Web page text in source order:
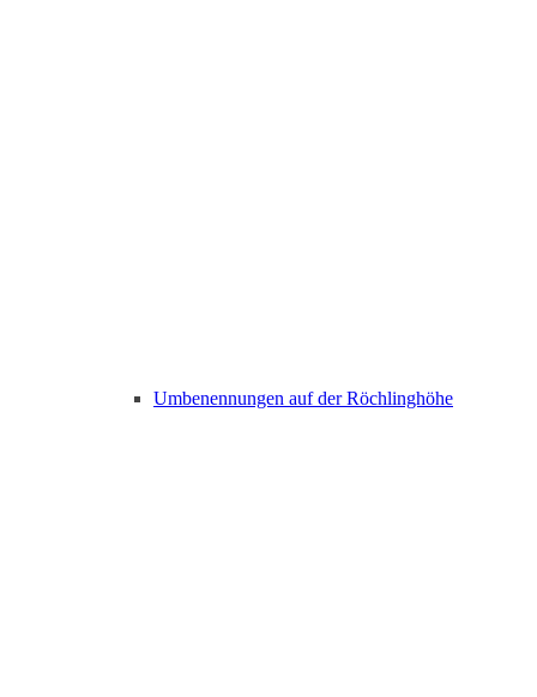
Umbenennungen auf der Röchlinghöhe